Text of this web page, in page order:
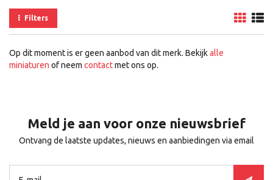
Filters
Op dit moment is er geen aanbod van dit merk. Bekijkalle
miniaturen of neem contactmet ons op.
Meld je aan voor onze nieuwsbrief
Ontvang de laatste updates, nieuws en aanbiedingen via email